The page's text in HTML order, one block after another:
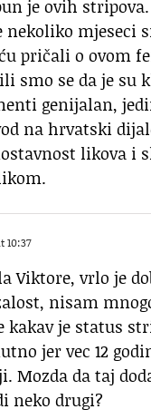
je ovih stripova.
nekoliko mjeseci
pričali o ovom
smo se da je su
genijalan,
na hrvatski
likova i
10:37
Viktore, vrlo je
nisam
kakav je status
jer vec 12
Mozda da taj
neko drugi?